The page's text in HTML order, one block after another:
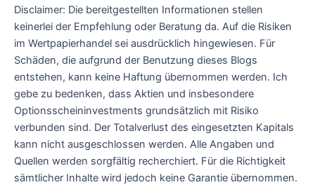
Disclaimer: Die bereitgestellten Informationen stellen
keinerlei der Empfehlung oder Beratung da. Auf die Risiken
im Wertpapierhandel sei ausdrücklich hingewiesen. Für
Schäden, die aufgrund der Benutzung dieses Blogs
entstehen, kann keine Haftung übernommen werden. Ich
gebe zu bedenken, dass Aktien und insbesondere
Optionsscheininvestments grundsätzlich mit Risiko
verbunden sind. Der Totalverlust des eingesetzten Kapitals
kann nicht ausgeschlossen werden. Alle Angaben und
Quellen werden sorgfältig recherchiert. Für die Richtigkeit
sämtlicher Inhalte wird jedoch keine Garantie übernommen.